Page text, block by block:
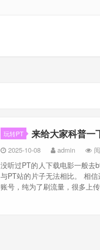
玩转PT 来给大家科普一
2025-10-08 admin
没听过PT的人下载电影一般去
与PT站的片子无法相比。 相
账号，纯为了刷流量，很多上